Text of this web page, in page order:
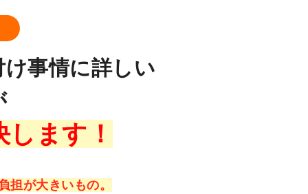
事情に詳しい
ます！
担が大きいもの。